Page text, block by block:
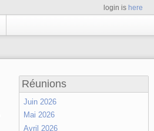
login is here
Réunions
Juin 2026
Mai 2026
Avril 2026